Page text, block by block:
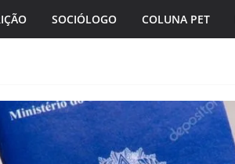
SOCIÓLOGO COLUNA PET